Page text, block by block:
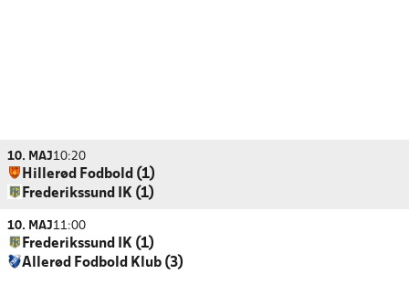
10. MAJ10:20
Hillerød Fodbold (1)
Frederikssund IK (1)
10. MAJ11:00
Frederikssund IK (1)
Allerød Fodbold Klub (3)